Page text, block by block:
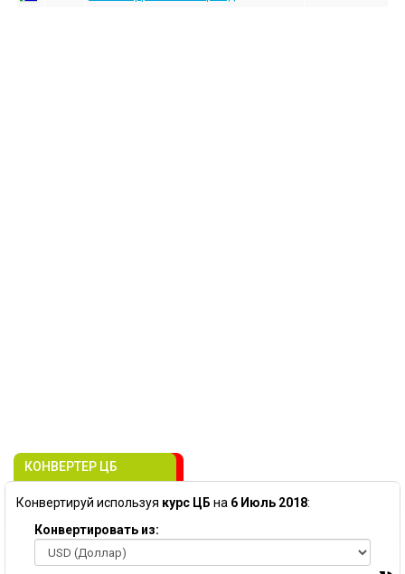
КОНВЕРТЕР ЦБ
Конвертируй используя курс ЦБ на 6 Июль 2018:
Конвертировать из: